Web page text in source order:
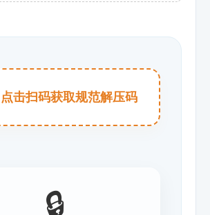
点击扫码获取规范解压码
🔒